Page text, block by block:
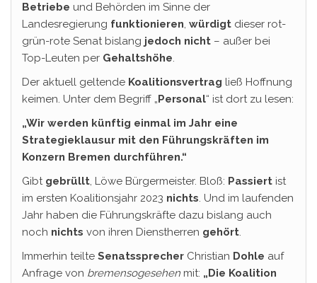
Betriebe und Behörden im Sinne der
Landesregierung funktionieren, würdigt dieser rot-
grün-rote Senat bislang jedoch nicht – außer bei
Top-Leuten per Gehaltshöhe.
Der aktuell geltende Koalitionsvertrag ließ Hoffnung
keimen. Unter dem Begriff „Personal“ ist dort zu lesen:
„Wir werden künftig einmal im Jahr eine
Strategieklausur mit den Führungskräften im
Konzern Bremen durchführen.“
Gibt gebrüllt, Löwe Bürgermeister. Bloß: Passiert ist
im ersten Koalitionsjahr 2023 nichts. Und im laufenden
Jahr haben die Führungskräfte dazu bislang auch
noch nichts von ihren Dienstherren gehört.
Immerhin teilte Senatssprecher Christian Dohle auf
Anfrage von bremensogesehen mit: „Die Koalition